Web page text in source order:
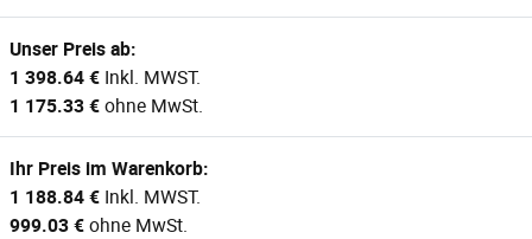
Unser Preis ab:
1 398.64 € Inkl. MWST.
1 175.33 €ohne MwSt.
Ihr Preis im Warenkorb:
1 188.84 € Inkl. MWST.
999.03 €ohne MwSt.